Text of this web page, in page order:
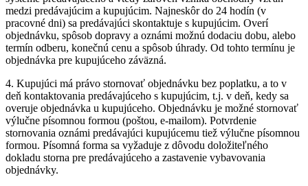
medzi predávajúcim a kupujúcim. Najneskôr do 24 hodín (v
pracovné dni) sa predávajúci skontaktuje s kupujúcim. Overí
objednávku, spôsob dopravy a oznámi možnú dodaciu dobu, alebo
termín odberu, konečnú cenu a spôsob úhrady. Od tohto termínu je
objednávka pre kupujúceho záväzná.
4. Kupujúci má právo stornovať objednávku bez poplatku, a to v
deň kontaktovania predávajúceho s kupujúcim, t.j. v deň, kedy sa
overuje objednávka u kupujúceho. Objednávku je možné stornovať
výlučne písomnou formou (poštou, e-mailom). Potvrdenie
stornovania oznámi predávajúci kupujúcemu tiež výlučne písomnou
formou. Písomná forma sa vyžaduje z dôvodu doložiteľného
dokladu storna pre predávajúceho a zastavenie vybavovania
objednávky.